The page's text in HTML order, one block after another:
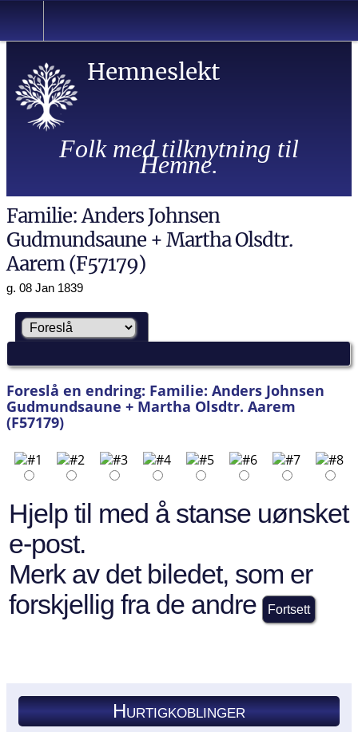
Hemneslekt
Folk med tilknytning til
Hemne.
Familie: Anders Johnsen
Gudmundsaune + Martha Olsdtr.
Aarem (F57179)
g. 08 Jan 1839
Foreslå en endring: Familie: Anders Johnsen
Gudmundsaune + Martha Olsdtr. Aarem
(F57179)
Hjelp til med å stanse uønsket
e-post.
Merk av det biledet, som er
forskjellig fra de andre
Hurtigkoblinger